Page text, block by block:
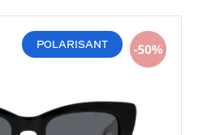
POLARISANT